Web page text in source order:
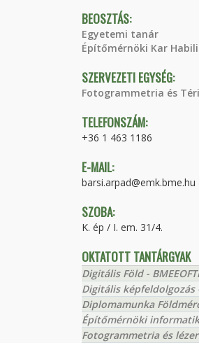
BEOSZTÁS:
Egyetemi tanár
Építőmérnöki Kar
SZERVEZETI EGYSÉG:
Fotogrammetria és
TELEFONSZÁM:
+36 1 463 1186
E-MAIL:
barsi.arpad@emk.bme.hu
SZOBA:
K. ép / I. em. 31/4.
OKTATOTT TANTÁRGYAK
Digitális Föld -
Digitális képfeldolgozás -
Diplomamunka
Építőmérnöki
Fotogrammetria és